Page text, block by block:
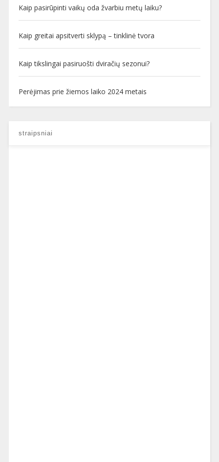
Kaip pasirūpinti vaikų oda žvarbiu metų laiku?
Kaip greitai apsitverti sklypą – tinklinė tvora
Kaip tikslingai pasiruošti dviračių sezonui?
Perėjimas prie žiemos laiko 2024 metais
straipsniai